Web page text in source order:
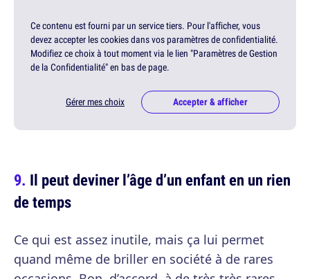
Ce contenu est fourni par un service tiers. Pour l'afficher, vous
devez accepter les cookies dans vos paramètres de confidentialité.
Modifiez ce choix à tout moment via le lien "Paramètres de Gestion
de la Confidentialité" en bas de page.
Gérer mes choix Accepter & afficher
Il peut deviner l’âge d’un enfant en un rien
de temps
Ce qui est assez inutile, mais ça lui permet
quand même de briller en société à de rares